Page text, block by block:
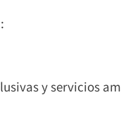
y servicios